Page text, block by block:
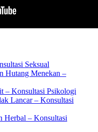
Seksual
Hutang Menekan –
– Konsultasi Psikologi
Lancar – Konsultasi
Herbal – Konsultasi